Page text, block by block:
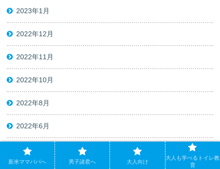
2023年1月
2022年12月
2022年11月
2022年10月
2022年8月
2022年6月
2022年5月
新米ママパパへ 男子諸君へ 大人向け
大人も学べるトイレ教
育